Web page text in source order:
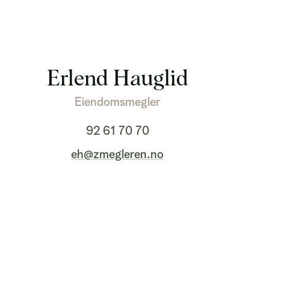
Erlend Hauglid
Eiendomsmegler
92 61 70 70
eh@zmegleren.no